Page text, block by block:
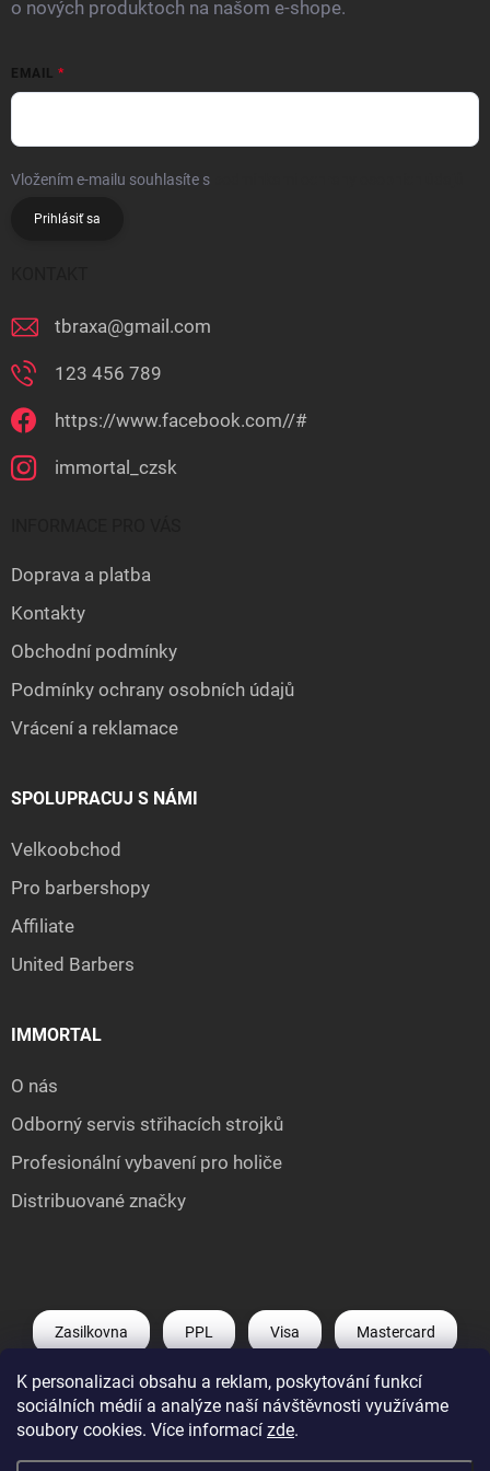
K personalizaci obsahu a reklam, poskytování funkcí
sociálních médií a analýze naší návštěvnosti využíváme
soubory cookies. Více informací zde.
o nových produktoch na našom e-shope.
EMAIL
Vložením e-mailu souhlasíte s
Prihlásiť sa
tbraxa@gmail.com
123 456 789
https://www.facebook.com//#
immortal_czsk
Doprava a platba
Kontakty
Obchodní podmínky
Podmínky ochrany osobních údajů
Vrácení a reklamace
SPOLUPRACUJ S NÁMI
Velkoobchod
Pro barbershopy
Affiliate
United Barbers
IMMORTAL
O nás
Odborný servis střihacích strojků
Profesionální vybavení pro holiče
Distribuované značky
Zasilkovna PPL Visa Mastercard
Shoptet Pay Apple Pay Google Pay